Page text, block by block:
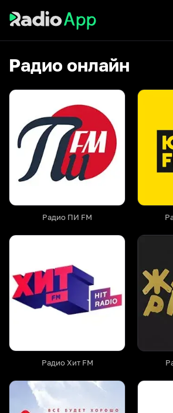
Радио онлайн
Радио ПИ FM
Радио Хит FM